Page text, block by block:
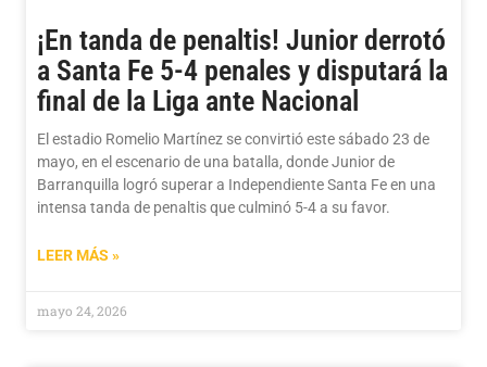
¡En tanda de penaltis! Junior derrotó
a Santa Fe 5-4 penales y disputará la
final de la Liga ante Nacional
El estadio Romelio Martínez se convirtió este sábado 23 de
mayo, en el escenario de una batalla, donde Junior de
Barranquilla logró superar a Independiente Santa Fe en una
intensa tanda de penaltis que culminó 5-4 a su favor.
LEER MÁS »
mayo 24, 2026